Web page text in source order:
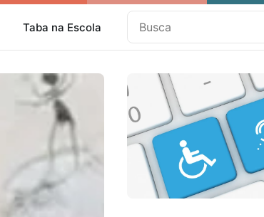
Taba na Escola